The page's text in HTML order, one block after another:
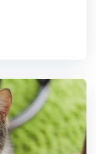
Une
l’aider à